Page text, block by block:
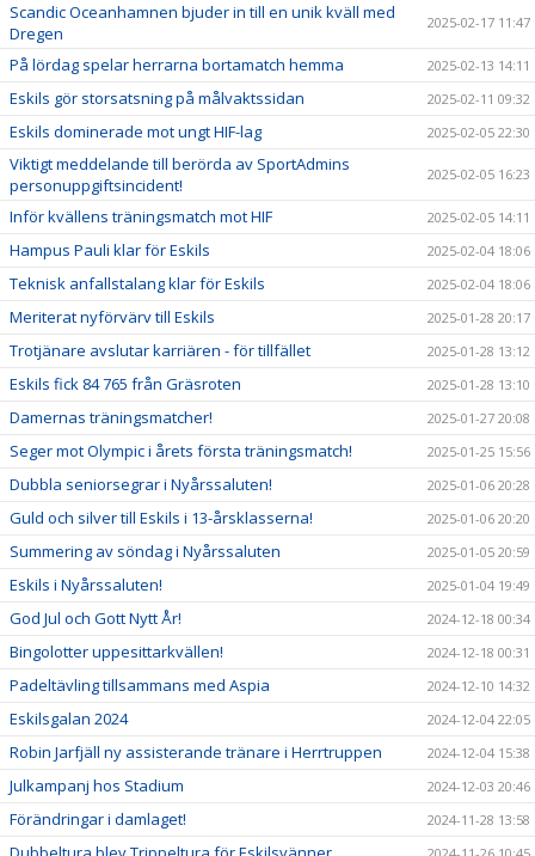
Scandic Oceanhamnen bjuder in till en unik kväll med
Dregen
2025-02-17 11:47
På lördag spelar herrarna bortamatch hemma 2025-02-13 14:11
Eskils gör storsatsning på målvaktssidan 2025-02-11 09:32
Eskils dominerade mot ungt HIF-lag 2025-02-05 22:30
Viktigt meddelande till berörda av SportAdmins
personuppgiftsincident!
2025-02-05 16:23
Inför kvällens träningsmatch mot HIF 2025-02-05 14:11
Hampus Pauli klar för Eskils 2025-02-04 18:06
Teknisk anfallstalang klar för Eskils 2025-02-04 18:06
Meriterat nyförvärv till Eskils 2025-01-28 20:17
Trotjänare avslutar karriären - för tillfället 2025-01-28 13:12
Eskils fick 84 765 från Gräsroten 2025-01-28 13:10
Damernas träningsmatcher! 2025-01-27 20:08
Seger mot Olympic i årets första träningsmatch! 2025-01-25 15:56
Dubbla seniorsegrar i Nyårssaluten! 2025-01-06 20:28
Guld och silver till Eskils i 13-årsklasserna! 2025-01-06 20:20
Summering av söndag i Nyårssaluten 2025-01-05 20:59
Eskils i Nyårssaluten! 2025-01-04 19:49
God Jul och Gott Nytt År! 2024-12-18 00:34
Bingolotter uppesittarkvällen! 2024-12-18 00:31
Padeltävling tillsammans med Aspia 2024-12-10 14:32
Eskilsgalan 2024 2024-12-04 22:05
Robin Jarfjäll ny assisterande tränare i Herrtruppen 2024-12-04 15:38
Julkampanj hos Stadium 2024-12-03 20:46
Förändringar i damlaget! 2024-11-28 13:58